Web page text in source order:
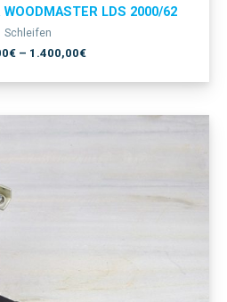
WOODMASTER LDS 2000/62
Schleifen
€– 1.400,00€